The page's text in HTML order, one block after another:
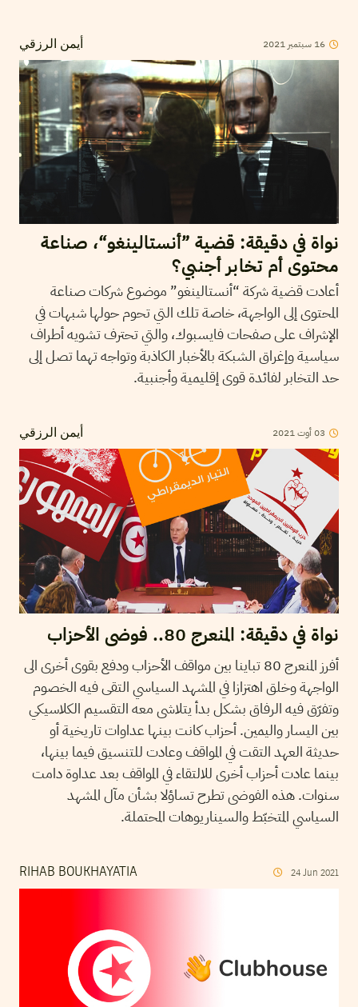
أيمن الرزقي 16 سبتمبر 2021
نواة في دقيقة: قضية ”أنستالينغو“، صناعة
محتوى أم تخابر أجنبي؟
أعادت قضية شركة “أنستالينغو” موضوع شركات صناعة
المحتوى إلى الواجهة، خاصة تلك التي تحوم حولها شبهات في
الإشراف على صفحات فايسبوك، والتي تحترف تشويه أطراف
سياسية وإغراق الشبكة بالأخبار الكاذبة وتواجه تهما تصل إلى
حد التخابر لفائدة قوى إقليمية وأجنبية.
أيمن الرزقي 03أوت2021
نواة في دقيقة: المنعرج 80.. فوضى الأحزاب
أفرز المنعرج 80 تباينا بين مواقف الأحزاب ودفع بقوى أخرى الى
الواجهة وخلق اهتزازا في المشهد السياسي التقى فيه الخصوم
وتفرّق فيه الرفاق بشكل بدأ يتلاشى معه التقسيم الكلاسيكي
بين اليسار واليمين. أحزاب كانت بينها عداوات تاريخية أو
حديثة العهد التقت في المواقف وعادت للتنسيق فيما بينها،
بينما عادت أحزاب أخرى للالتقاء في المواقف بعد عداوة دامت
سنوات. هذه الفوضى تطرح تساؤلا بشأن مآل المشهد
السياسي المتخبّط والسيناريوهات المحتملة.
RIHAB BOUKHAYATIA 24 Jun 2021